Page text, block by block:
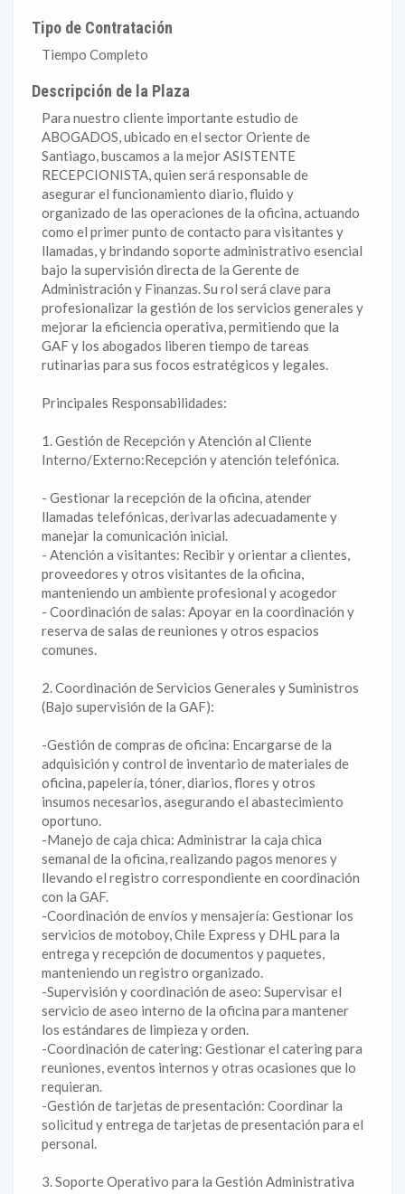
Tipo de Contratación
Tiempo Completo
Descripción de la Plaza
Para nuestro cliente importante estudio de
ABOGADOS, ubicado en el sector Oriente de
Santiago, buscamos a la mejor ASISTENTE
RECEPCIONISTA, quien será responsable de
asegurar el funcionamiento diario, fluido y
organizado de las operaciones de la oficina, actuando
como el primer punto de contacto para visitantes y
llamadas, y brindando soporte administrativo esencial
bajo la supervisión directa de la Gerente de
Administración y Finanzas. Su rol será clave para
profesionalizar la gestión de los servicios generales y
mejorar la eficiencia operativa, permitiendo que la
GAF y los abogados liberen tiempo de tareas
rutinarias para sus focos estratégicos y legales.
Principales Responsabilidades:
​​​​​​1. Gestión de Recepción y Atención al Cliente
Interno/Externo:Recepción y atención telefónica.
- Gestionar la recepción de la oficina, atender
llamadas telefónicas, derivarlas adecuadamente y
manejar la comunicación inicial.
- Atención a visitantes: Recibir y orientar a clientes,
proveedores y otros visitantes de la oficina,
manteniendo un ambiente profesional y acogedor
- Coordinación de salas: Apoyar en la coordinación y
reserva de salas de reuniones y otros espacios
comunes.
2. Coordinación de Servicios Generales y Suministros
(Bajo supervisión de la GAF):
-Gestión de compras de oficina: Encargarse de la
adquisición y control de inventario de materiales de
oficina, papelería, tóner, diarios, flores y otros
insumos necesarios, asegurando el abastecimiento
oportuno.
-Manejo de caja chica: Administrar la caja chica
semanal de la oficina, realizando pagos menores y
llevando el registro correspondiente en coordinación
con la GAF.
-Coordinación de envíos y mensajería: Gestionar los
servicios de motoboy, Chile Express y DHL para la
entrega y recepción de documentos y paquetes,
manteniendo un registro organizado.
-Supervisión y coordinación de aseo: Supervisar el
servicio de aseo interno de la oficina para mantener
los estándares de limpieza y orden.
-Coordinación de catering: Gestionar el catering para
reuniones, eventos internos y otras ocasiones que lo
requieran.
-Gestión de tarjetas de presentación: Coordinar la
solicitud y entrega de tarjetas de presentación para el
personal.
3. Soporte Operativo para la Gestión Administrativa